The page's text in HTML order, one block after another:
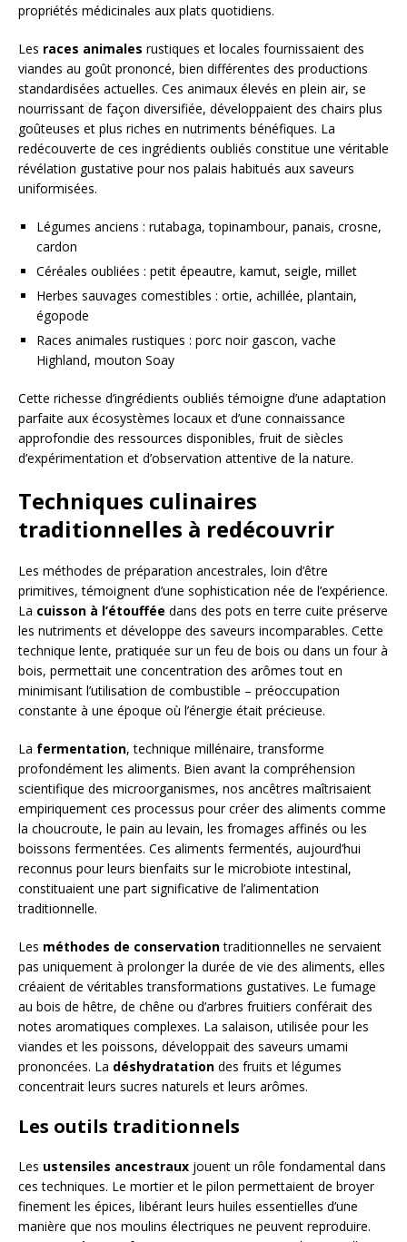
propriétés médicinales aux plats quotidiens.
Les races animales rustiques et locales fournissaient des
viandes au goût prononcé, bien différentes des productions
standardisées actuelles. Ces animaux élevés en plein air, se
nourrissant de façon diversifiée, développaient des chairs plus
goûteuses et plus riches en nutriments bénéfiques. La
redécouverte de ces ingrédients oubliés constitue une véritable
révélation gustative pour nos palais habitués aux saveurs
uniformisées.
Légumes anciens : rutabaga, topinambour, panais, crosne,
cardon
Céréales oubliées : petit épeautre, kamut, seigle, millet
Herbes sauvages comestibles : ortie, achillée, plantain,
égopode
Races animales rustiques : porc noir gascon, vache
Highland, mouton Soay
Cette richesse d’ingrédients oubliés témoigne d’une adaptation
parfaite aux écosystèmes locaux et d’une connaissance
approfondie des ressources disponibles, fruit de siècles
d’expérimentation et d’observation attentive de la nature.
Techniques culinaires
traditionnelles à redécouvrir
Les méthodes de préparation ancestrales, loin d’être
primitives, témoignent d’une sophistication née de l’expérience.
La cuisson à l’étouffée dans des pots en terre cuite préserve
les nutriments et développe des saveurs incomparables. Cette
technique lente, pratiquée sur un feu de bois ou dans un four à
bois, permettait une concentration des arômes tout en
minimisant l’utilisation de combustible – préoccupation
constante à une époque où l’énergie était précieuse.
La fermentation, technique millénaire, transforme
profondément les aliments. Bien avant la compréhension
scientifique des microorganismes, nos ancêtres maîtrisaient
empiriquement ces processus pour créer des aliments comme
la choucroute, le pain au levain, les fromages affinés ou les
boissons fermentées. Ces aliments fermentés, aujourd’hui
reconnus pour leurs bienfaits sur le microbiote intestinal,
constituaient une part significative de l’alimentation
traditionnelle.
Les méthodes de conservationtraditionnelles ne servaient
pas uniquement à prolonger la durée de vie des aliments, elles
créaient de véritables transformations gustatives. Le fumage
au bois de hêtre, de chêne ou d’arbres fruitiers conférait des
notes aromatiques complexes. La salaison, utilisée pour les
viandes et les poissons, développait des saveurs umami
prononcées. La déshydratation des fruits et légumes
concentrait leurs sucres naturels et leurs arômes.
Les outils traditionnels
Les ustensiles ancestraux jouent un rôle fondamental dans
ces techniques. Le mortier et le pilon permettaient de broyer
finement les épices, libérant leurs huiles essentielles d’une
manière que nos moulins électriques ne peuvent reproduire.